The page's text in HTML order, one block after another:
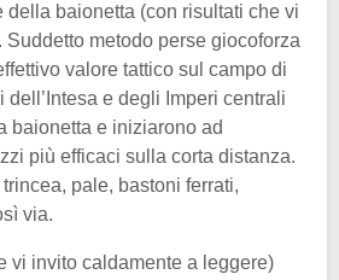
della baionetta (con risultati che vi
Suddetto metodo perse giocoforza
valore tattico sul campo di
dell’Intesa e degli Imperi centrali
baionetta e iniziarono ad
più efficaci sulla corta distanza.
pale, bastoni ferrati,
via.
vi invito caldamente a leggere)